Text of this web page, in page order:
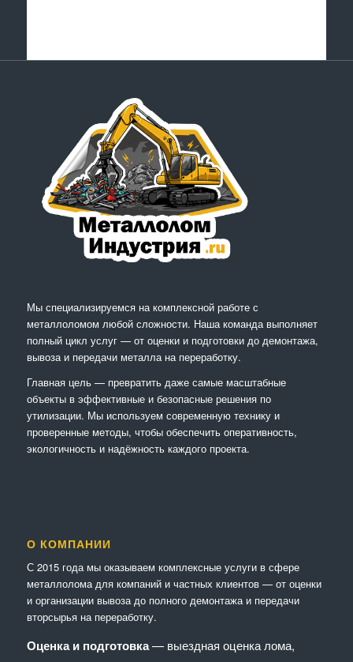
Мы специализируемся на комплексной работе с
металлоломом любой сложности. Наша команда выполняет
полный цикл услуг — от оценки и подготовки до демонтажа,
вывоза и передачи металла на переработку.
Главная цель — превратить даже самые масштабные
объекты в эффективные и безопасные решения по
утилизации. Мы используем современную технику и
проверенные методы, чтобы обеспечить оперативность,
экологичность и надёжность каждого проекта.
О КОМПАНИИ
С 2015 года мы оказываем комплексные услуги в сфере
металлолома для компаний и частных клиентов — от оценки
и организации вывоза до полного демонтажа и передачи
вторсырья на переработку.
Оценка и подготовка— выездная оценка лома,